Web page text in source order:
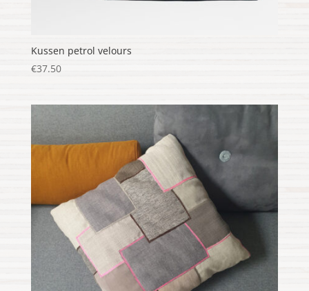
Kussen petrol velours
€37.50